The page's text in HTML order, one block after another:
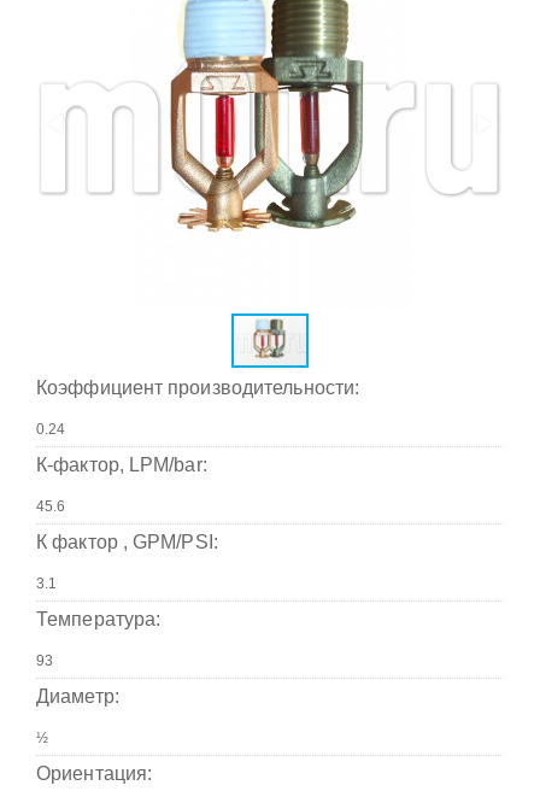
Коэффициент производительности:
К-фактор, LPM/bar:
К фактор , GPM/PSI:
Температура:
Диаметр:
Ориентация: